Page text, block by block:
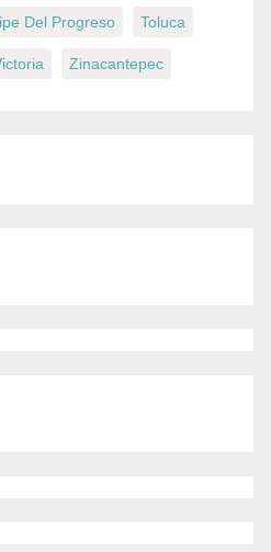
Del Progreso Toluca
Zinacantepec